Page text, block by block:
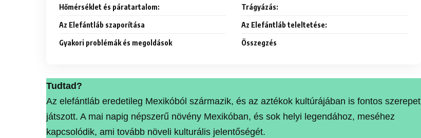
Hőmérséklet és páratartalom: Trágyázás:
Az Elefántláb szaporítása Az Elefántláb teleltetése:
Gyakori problémák és megoldások Összegzés
Tudtad?
Az elefántláb eredetileg Mexikóból származik, és az aztékok kultúrájában is fontos szerepet
játszott. A mai napig népszerű növény Mexikóban, és sok helyi legendához, meséhez
kapcsolódik, ami tovább növeli kulturális jelentőségét.